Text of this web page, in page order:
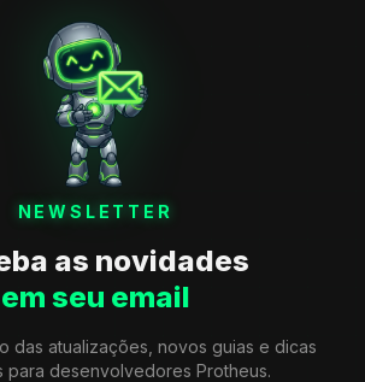
NEWSLETTER
as novidades
em seu email
das atualizações, novos guias e dicas
para desenvolvedores Protheus.